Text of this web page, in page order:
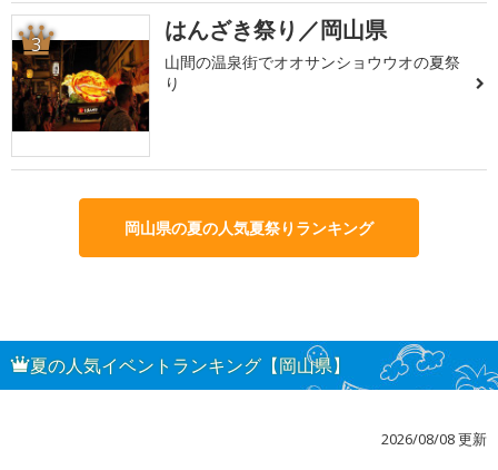
3 はんざき祭り／岡山県
山間の温泉街でオオサンショウウオの夏祭
り
岡山県の夏の人気夏祭りランキング
夏の人気イベントランキング【岡山県】
2026/08/08 更新